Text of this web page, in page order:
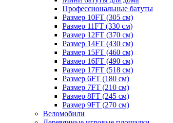
Профессиональные батуты
Размер 10FT (305 см)
Размер 11FT (330 см)
Размер 12FT (370 см)
Размер 14FT (430 см)
Размер 15FT (460 см)
Размер 16FT (490 см)
Размер 17FT (518 см)
Размер 6FT (180 см)
Размер 7FT (210 см)
Размер 8FT (245 см)
Размер 9FT (270 см)
Веломобили